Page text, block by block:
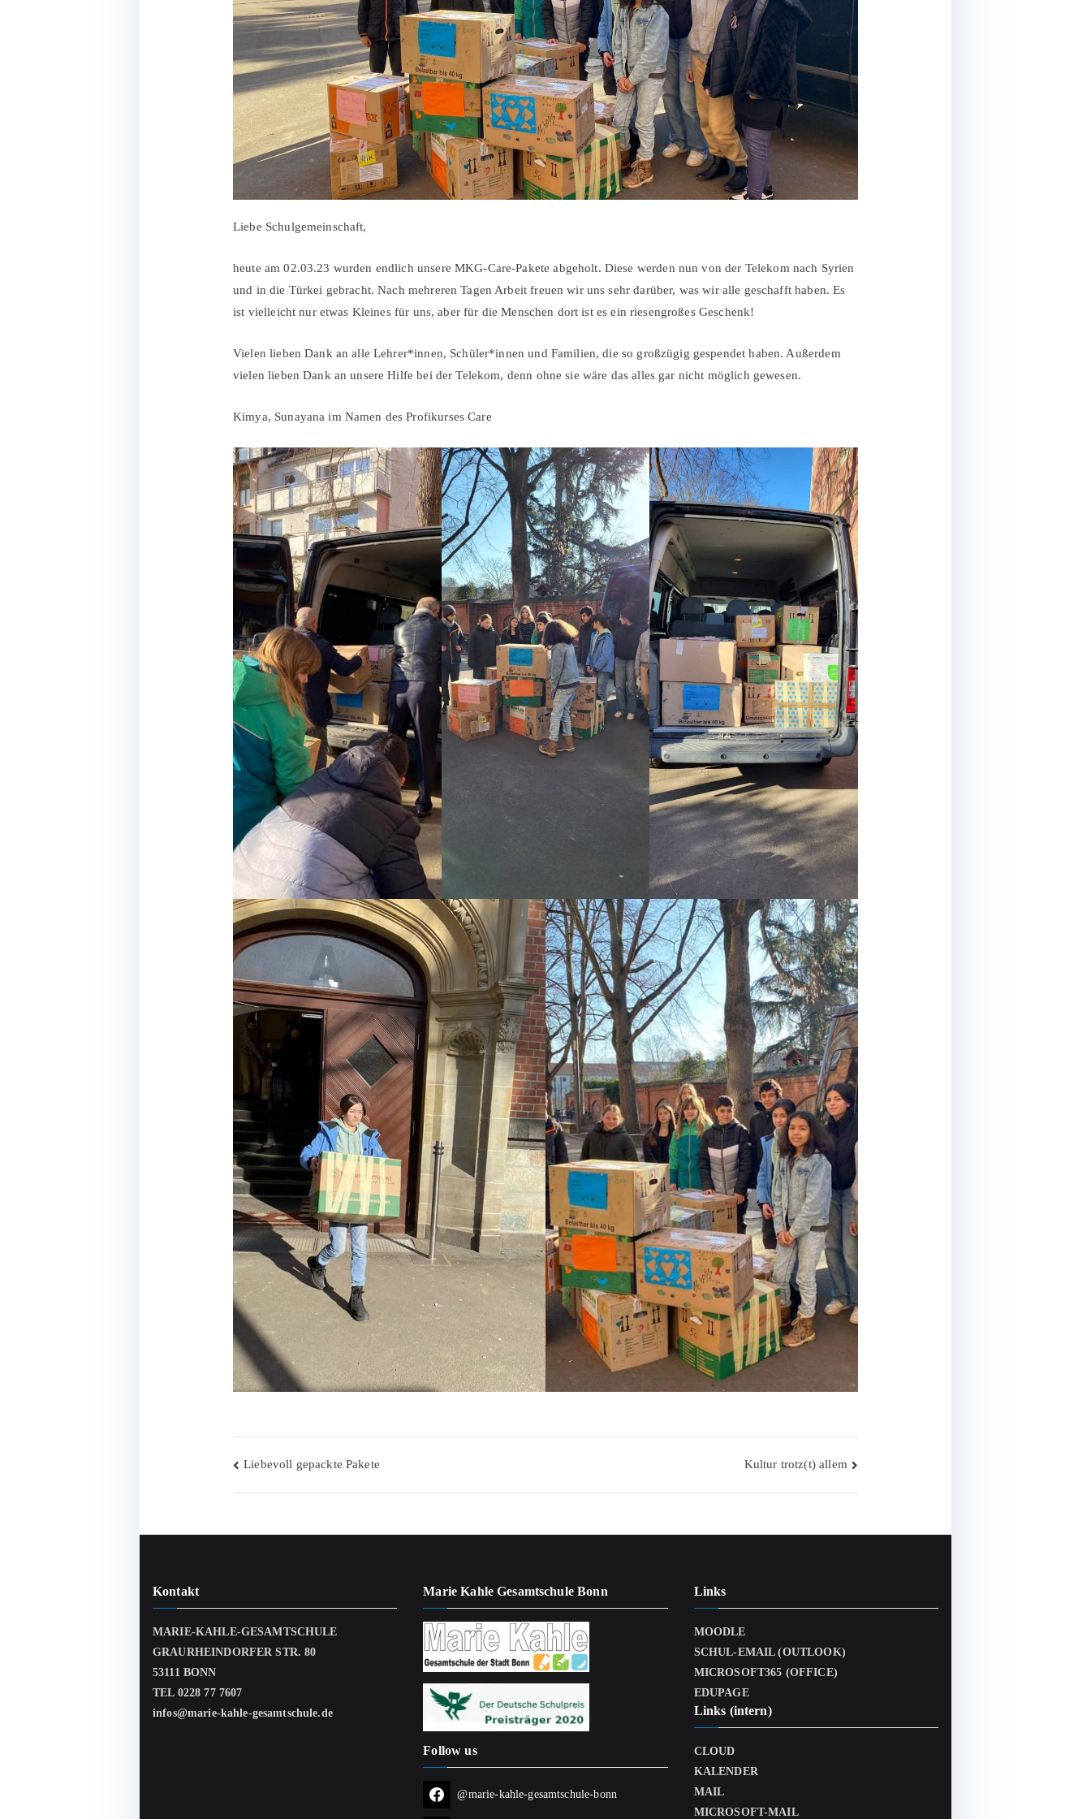
Liebe Schulgemeinschaft,
heute am 02.03.23 wurden endlich unsere MKG-Care-Pakete abgeholt. Diese werden nun von der Telekom nach Syrien
und in die Türkei gebracht. Nach mehreren Tagen Arbeit freuen wir uns sehr darüber, was wir alle geschafft haben. Es
ist vielleicht nur etwas Kleines für uns, aber für die Menschen dort ist es ein riesengroßes Geschenk!
Vielen lieben Dank an alle Lehrer*innen, Schüler*innen und Familien, die so großzügig gespendet haben. Außerdem
vielen lieben Dank an unsere Hilfe bei der Telekom, denn ohne sie wäre das alles gar nicht möglich gewesen.
Kimya, Sunayana im Namen des Profikurses Care
Beitragsnavigation
Liebevoll gepackte Pakete Kultur trotz(t) allem
Kontakt
MARIE-KAHLE-GESAMTSCHULE
GRAURHEINDORFER STR. 80
53111 BONN
TEL 0228 77 7607
infos@marie-kahle-gesamtschule.de
Marie Kahle Gesamtschule Bonn
Follow us
@marie-kahle-gesamtschule-bonn
Links
MOODLE
SCHUL-EMAIL (OUTLOOK)
MICROSOFT365 (OFFICE)
EDUPAGE
Links (intern)
CLOUD
KALENDER
MAIL
MICROSOFT-MAIL